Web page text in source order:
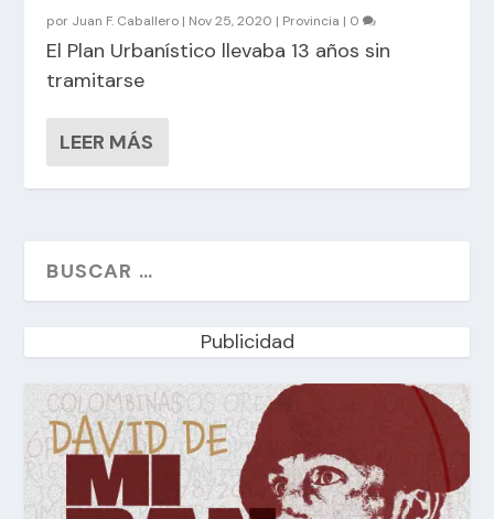
por Juan F. Caballero | Nov 25, 2020 | Provincia | 0
El Plan Urbanístico llevaba 13 años sin
tramitarse
LEER MÁS
Publicidad